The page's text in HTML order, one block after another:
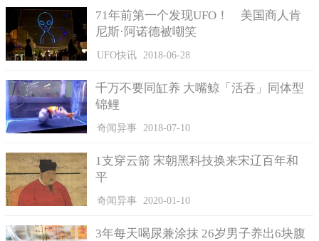
71年前第一个发现UFO！ 美国商人肯
尼斯·阿诺德被嘲笑
UFO快讯 2018-06-28
千万不要同缸养 大嘴鲸「活吞」同体型
锦鲤
奇闻异事 2018-07-10
1支穿云箭 宋朝黑科技换来宋辽百年和
平
奇闻异事 2020-01-10
3年每天喝尿兼涂抹 26岁男子养出6块腹